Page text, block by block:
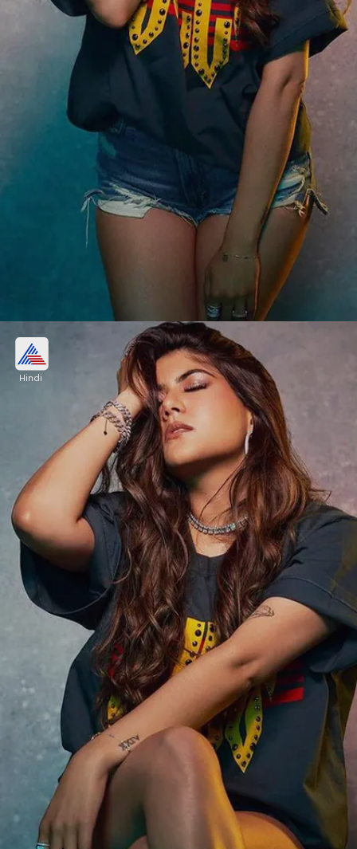
लैविश लाइफ जीने की शौकीन हैं अनन्या
अनन्या बिड़ला लैविश लाइफ जीने की शौकीन हैं। 2022 में
अनन्या का गाना 'सॉन्ग डे गोज बाई' रिलीज हुआ था। इसे उन्होंने
शॉन किंगस्टन के साथ गाया था।
Image credits: instagram
Hindi